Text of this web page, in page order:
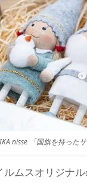
nisse 「国旗を持った
ムスオリジナ